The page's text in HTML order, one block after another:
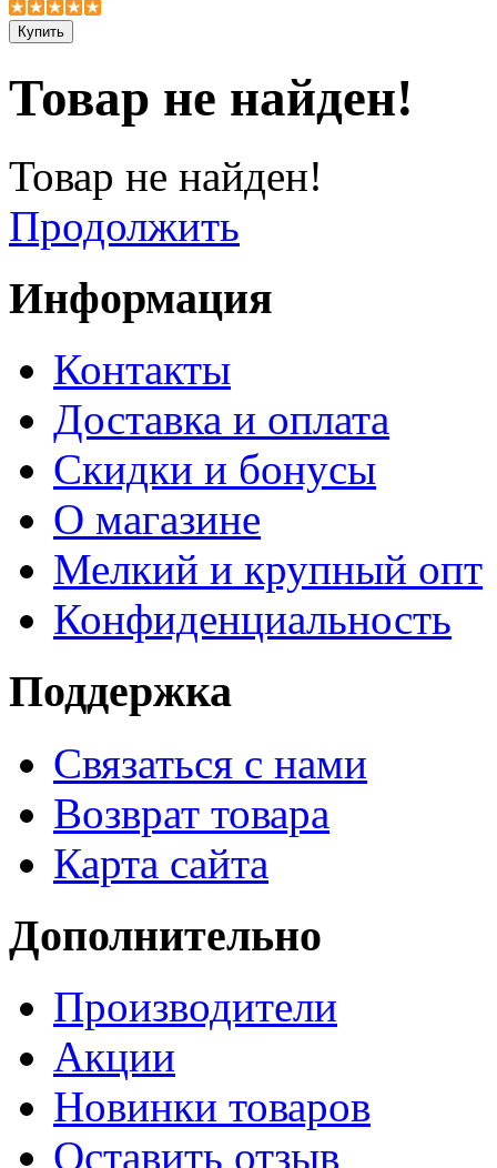
Товар не найден!
Товар не найден!
Продолжить
Информация
Контакты
Доставка и оплата
Скидки и бонусы
О магазине
Мелкий и крупный опт
Конфиденциальность
Поддержка
Связаться с нами
Возврат товара
Карта сайта
Дополнительно
Производители
Акции
Новинки товаров
Оставить отзыв